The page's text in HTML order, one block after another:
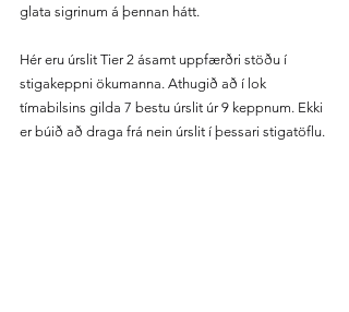
glata sigrinum á þennan hátt.
Hér eru úrslit Tier 2 ásamt uppfærðri stöðu í
stigakeppni ökumanna. Athugið að í lok
tímabilsins gilda 7 bestu úrslit úr 9 keppnum. Ekki
er búið að draga frá nein úrslit í þessari stigatöflu.